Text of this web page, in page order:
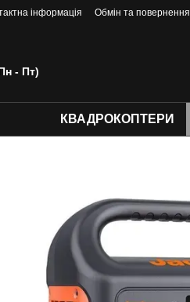
інформація Обмін та повернення
- Пт)
КВАДРОКОПТЕРИ